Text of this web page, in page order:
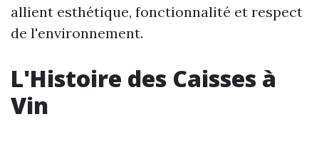
allient esthétique, fonctionnalité et respect
de l'environnement.
L'Histoire des Caisses à
Vin